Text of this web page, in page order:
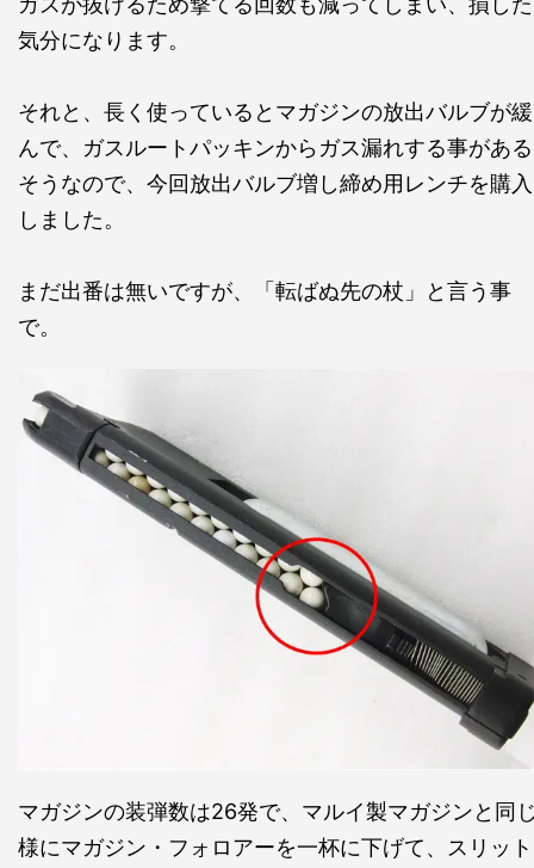
気分になります。
それと、長く使っているとマガジンの放出バルブが緩
んで、ガスルートパッキンからガス漏れする事がある
そうなので、今回放出バルブ増し締め用レンチを購入
しました。
まだ出番は無いですが、「転ばぬ先の杖」と言う事
で。
マガジンの装弾数は26発で、マルイ製マガジンと同
様にマガジン・フォロアーを一杯に下げて、スリット